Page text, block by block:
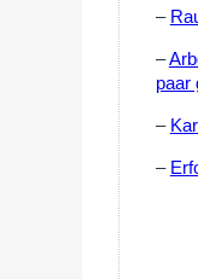
–
–
paar
–
–